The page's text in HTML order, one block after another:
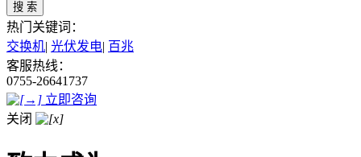
搜 索
热门关键词：
交换机| 光伏发电| 百兆
客服热线：
0755-26641737
立即咨询
关闭